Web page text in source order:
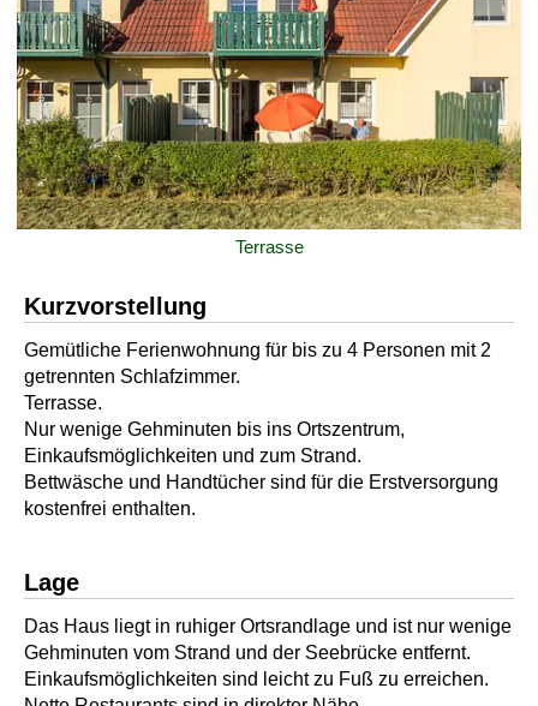
Terrasse
Kurzvorstellung
Gemütliche Ferienwohnung für bis zu 4 Personen mit 2
getrennten Schlafzimmer.
Terrasse.
Nur wenige Gehminuten bis ins Ortszentrum,
Einkaufsmöglichkeiten und zum Strand.
Bettwäsche und Handtücher sind für die Erstversorgung
kostenfrei enthalten.
Lage
Das Haus liegt in ruhiger Ortsrandlage und ist nur wenige
Gehminuten vom Strand und der Seebrücke entfernt.
Einkaufsmöglichkeiten sind leicht zu Fuß zu erreichen.